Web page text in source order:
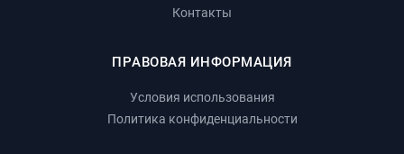
Контакты
ПРАВОВАЯ ИНФОРМАЦИЯ
Условия использования
Политика конфиденциальности